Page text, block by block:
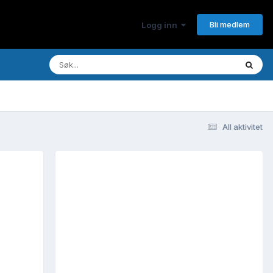
Logg inn Bli medlem
All aktivitet